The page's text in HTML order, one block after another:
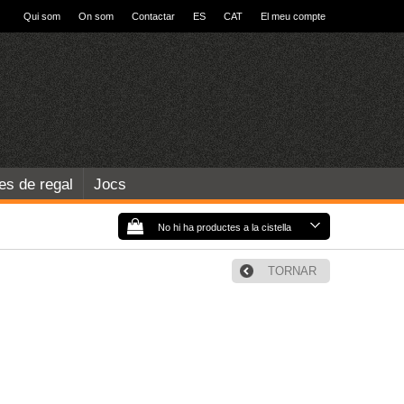
Qui som On som Contactar ES CAT El meu compte
de regal Jocs
No hi ha productes a la cistella
TORNAR